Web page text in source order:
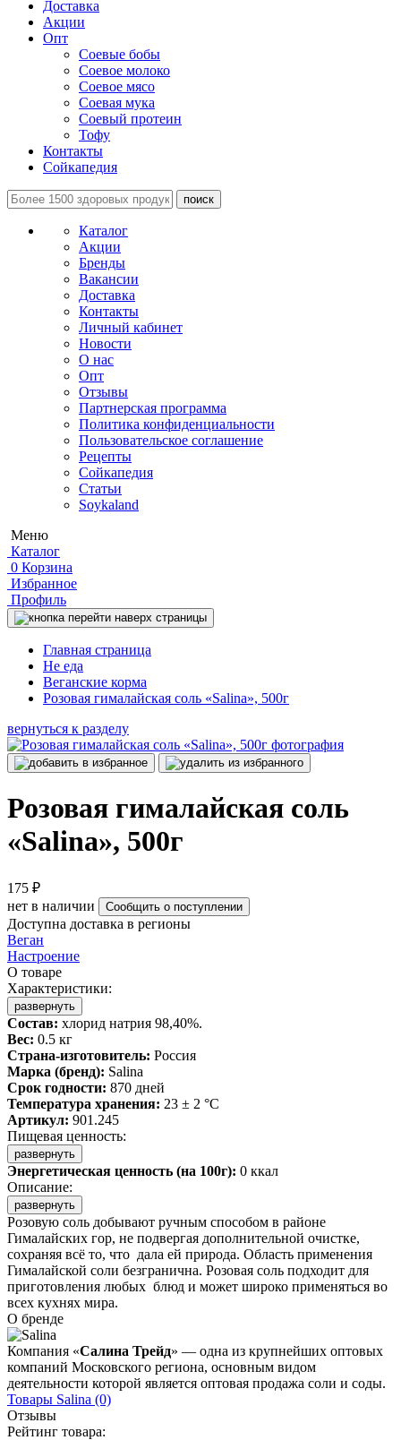
Доставка
Акции
Опт
Соевые бобы
Соевое молоко
Соевое мясо
Соевая мука
Соевый протеин
Тофу
Контакты
Сойкапедия
поиск
Каталог
Акции
Бренды
Вакансии
Доставка
Контакты
Личный кабинет
Новости
О нас
Опт
Отзывы
Партнерская программа
Политика конфиденциальности
Пользовательское соглашение
Рецепты
Сойкапедия
Статьи
Soykaland
Меню
Каталог
0 Корзина
Избранное
Профиль
Главная страница
Не еда
Веганские корма
Розовая гималайская соль «Salina», 500г
вернуться к разделу
Розовая гималайская соль
«Salina», 500г
175 ₽
нет в наличии
Сообщить о поступлении
Доступна доставка в регионы
Веган
Настроение
О товаре
Характеристики:
развернуть
Состав: хлорид натрия 98,40%.
Вес: 0.5 кг
Страна-изготовитель: Россия
Марка (бренд): Salina
Срок годности: 870 дней
Температура хранения: 23 ± 2 °C
Артикул: 901.245
Пищевая ценность:
развернуть
Энергетическая ценность (на 100г): 0 ккал
Описание:
развернуть
Розовую соль добывают ручным способом в районе
Гималайских гор, не подвергая дополнительной очистке,
сохраняя всё то, что дала ей природа. Область применения
Гималайской соли безгранична. Розовая соль подходит для
приготовления любых блюд и может широко применяться во
всех кухнях мира.
О бренде
Компания «Салина Трейд» — одна из крупнейших оптовых
компаний Московского региона, основным видом
деятельности которой является оптовая продажа соли и соды.
Товары Salina (0)
Отзывы
Рейтинг товара: